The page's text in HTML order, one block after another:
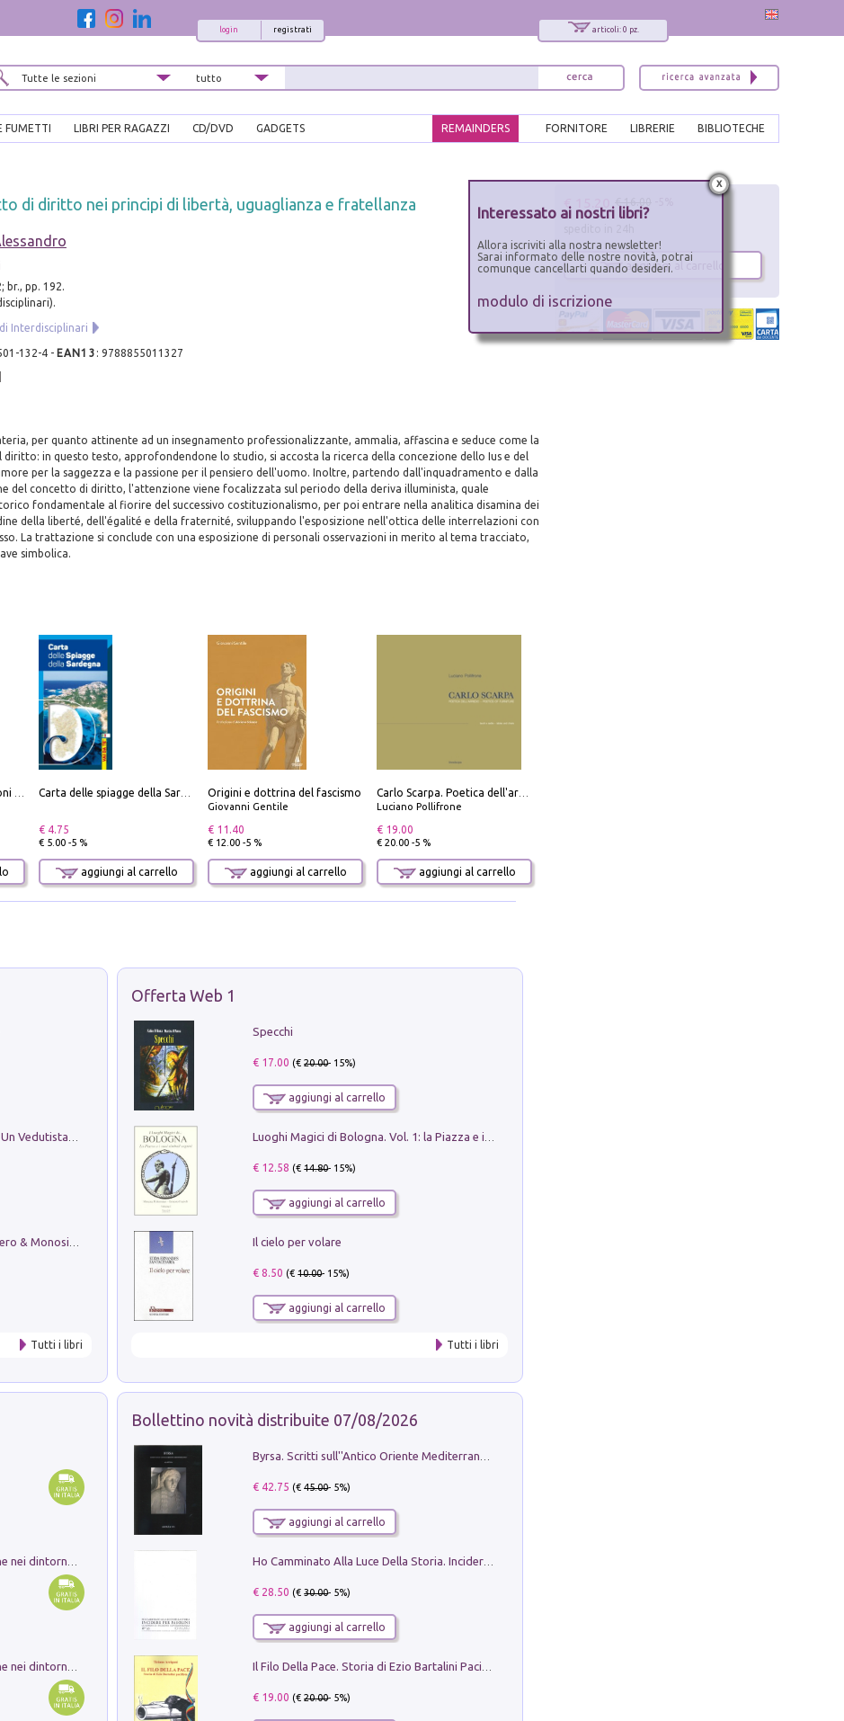
articoli: 0 pz.
registrati
login
FUMETTI LIBRI PER RAGAZZI CD/DVD GADGETS BIBLIOTECHE
LIBRERIE
FORNITORE
REMAINDERS
di diritto nei principi di libertà, uguaglianza e fratellanza
br., pp. 192.
Interdisciplinari
132-4- EAN13 : 9788855011327
per quanto attinente ad un insegnamento professionalizzante, ammalia, affascina e seduce come la
diritto: in questo testo, approfondendone lo studio, si accosta la ricerca della concezione dello Ius e del
per la saggezza e la passione per il pensiero dell'uomo. Inoltre, partendo dall'inquadramento e dalla
del concetto di diritto, l'attenzione viene focalizzata sul periodo della deriva illuminista, quale
fondamentale al fiorire del successivo costituzionalismo, per poi entrare nella analitica disamina dei
della liberté, dell'égalité e della fraternité, sviluppando l'esposizione nell'ottica delle interrelazioni con
La trattazione si conclude con una esposizione di personali osservazioni in merito al tema tracciato,
simbolica.
€ 4.75
€ 5.00 -5 %
aggiungi al carrello
Origini e dottrina del fascismo
Giovanni Gentile
€ 11.40
€ 12.00 -5 %
aggiungi al carrello
Luciano Pollifrone
€ 19.00
€ 20.00 -5 %
aggiungi al carrello
Tutti i libri
Offerta Web 1
Specchi
€ 17.00 (€20.00- 15%)
aggiungi al carrello
€ 12.58 (€14.80- 15%)
aggiungi al carrello
Il cielo per volare
€ 8.50 (€10.00- 15%)
aggiungi al carrello
Tutti i libri
Bollettino novità distribuite 07/08/2026
€ 42.75 (€45.00- 5%)
aggiungi al carrello
€ 28.50 (€30.00- 5%)
aggiungi al carrello
€ 19.00 (€20.00- 5%)
€ 15.20
aggiungi al carrello
x
Interessato ai nostri libri?
Allora iscriviti alla nostra newsletter!
Sarai informato delle nostre novità, potrai
comunque cancellarti quando desideri.
modulo di iscrizione